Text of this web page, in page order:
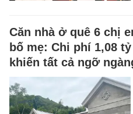
Căn nhà ở quê 6 chị
bố mẹ: Chi phí 1,08
khiến tất cả ngỡ